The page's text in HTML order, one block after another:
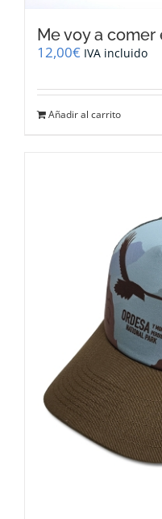
Me voy a
12,00€ IVA incluido
Añadir al carrito